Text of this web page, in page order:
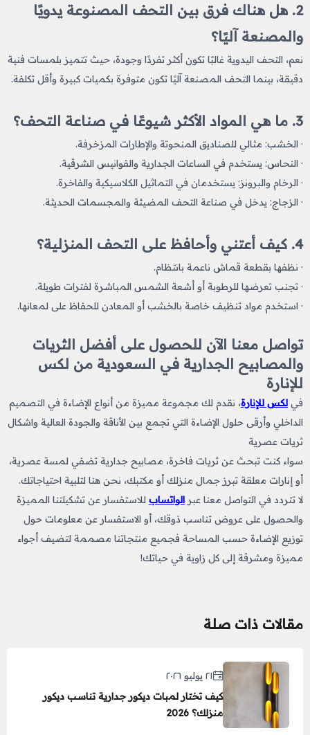
2. هل هناك فرق بين التحف المصنوعة يدويًا
والمصنعة آليًا؟
نعم، التحف اليدوية غالبًا تكون أكثر تفردًا وجودة، حيث تتميز بلمسات فنية
دقيقة، بينما التحف المصنعة آليًا تكون متوفرة بكميات كبيرة وأقل تكلفة.
3. ما هي المواد الأكثر شيوعًا في صناعة التحف؟
· الخشب: مثالي للصناديق المنحوتة والإطارات المزخرفة.
· النحاس: يستخدم في الساعات الجدارية والفوانيس الشرقية.
· الرخام والبرونز: يستخدمان في التماثيل الكلاسيكية والفاخرة.
· الزجاج: يدخل في صناعة التحف المضيئة والمجسمات الحديثة.
4. كيف أعتني وأحافظ على التحف المنزلية؟
· نظفها بقطعة قماش ناعمة بانتظام.
· تجنب تعرضها للرطوبة أو أشعة الشمس المباشرة لفترات طويلة.
· استخدم مواد تنظيف خاصة بالخشب أو المعادن للحفاظ على لمعانها.
تواصل معنا الآن للحصول على أفضل الثريات
والمصابيح الجدارية في السعودية من لكس
للإنارة
في لكس للإنارة، نقدم لك مجموعة مميزة من أنواع الإضاءة في التصميم
الداخلي وأرقى حلول الإضاءة التي تجمع بين الأناقة والجودة العالية واشكال
ثريات عصرية
سواء كنت تبحث عن ثريات فاخرة، مصابيح جدارية تضفي لمسة عصرية،
أو إنارات معلقة تبرز جمال منزلك أو مكتبك، نحن هنا لتلبية احتياجاتك.
لا تتردد في التواصل معنا عبر الواتساب للاستفسار عن تشكيلتنا المميزة
والحصول على عروض تناسب ذوقك، أو الاستفسار عن معلومات حول
توزيع الإضاءة حسب المساحة فجميع منتجاتنا مصممة لتضيف أجواء
مميزة ومشرقة إلى كل زاوية في حياتك!
مقالات ذات صلة
٢١ يوليو ٢٠٢٦
كيف تختار لمبات ديكور جدارية تناسب ديكور
منزلك؟ 2026